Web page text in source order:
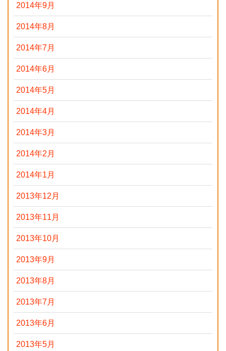
2014年9月
2014年8月
2014年7月
2014年6月
2014年5月
2014年4月
2014年3月
2014年2月
2014年1月
2013年12月
2013年11月
2013年10月
2013年9月
2013年8月
2013年7月
2013年6月
2013年5月